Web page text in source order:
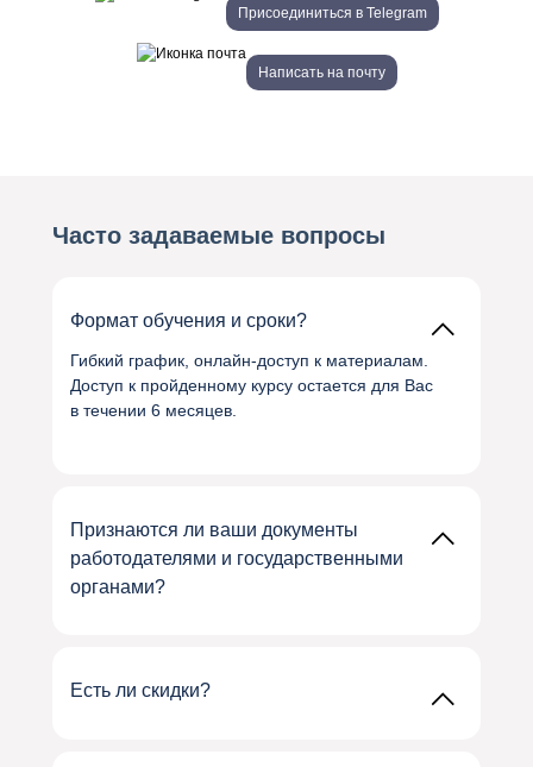
Присоединиться в Telegram
Написать на почту
Часто задаваемые вопросы
Формат обучения и сроки?
Гибкий график, онлайн‑доступ к материалам.
Доступ к пройденному курсу остается для Вас
в течении 6 месяцев.
Признаются ли ваши документы
работодателями и государственными
органами?
диплом с регистрацией их в ФИС ФРДО
Есть ли скидки?